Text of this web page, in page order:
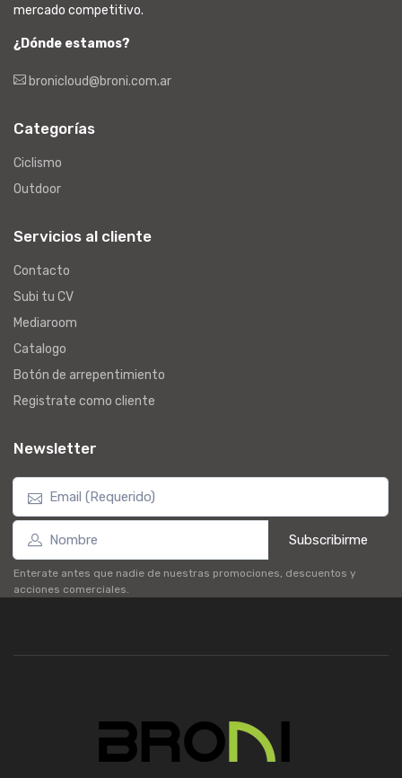
mercado competitivo.
¿Dónde estamos?
bronicloud@broni.com.ar
Categorías
Ciclismo
Outdoor
Servicios al cliente
Contacto
Subi tu CV
Mediaroom
Catalogo
Botón de arrepentimiento
Registrate como cliente
Newsletter
Subscribirme
Enterate antes que nadie de nuestras promociones, descuentos y
acciones comerciales.